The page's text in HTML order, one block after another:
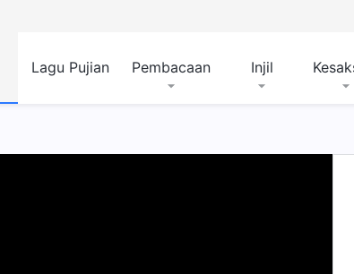
Lagu Pujian Pembacaan Injil